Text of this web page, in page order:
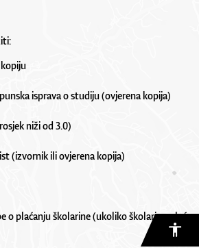
isprava o studiju (ovjerena kopija)
niži od 3.0)
(izvornik ili ovjerena kopija)
o plaćanju školarine (ukoliko školarinu plaća